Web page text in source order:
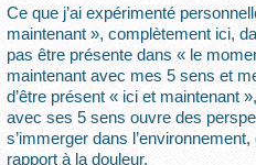
Ce que j’ai expérimenté personnellement, c’est le fait d’être « ici et
maintenant », complètement ici,
pas être présente dans « le
maintenant avec mes 5 sens et
d’être présent « ici et maintenant
avec ses 5 sens ouvre des
s’immerger dans
rapport à la douleur.